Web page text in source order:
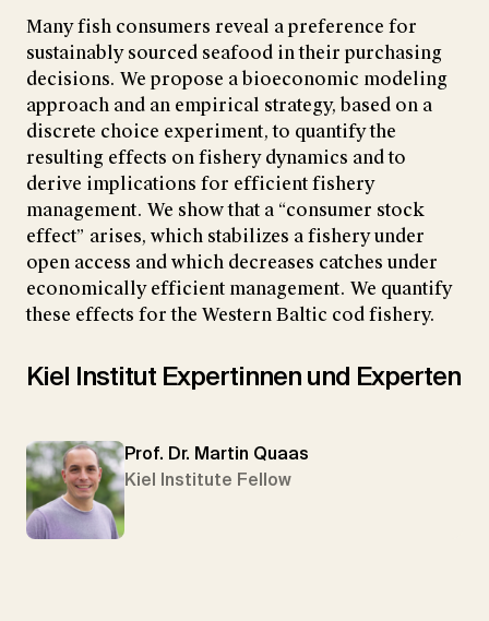
Many fish consumers reveal a preference for
sustainably sourced seafood in their purchasing
decisions. We propose a bioeconomic modeling
approach and an empirical strategy, based on a
discrete choice experiment, to quantify the
resulting effects on fishery dynamics and to
derive implications for efficient fishery
management. We show that a “consumer stock
effect” arises, which stabilizes a fishery under
open access and which decreases catches under
economically efficient management. We quantify
these effects for the Western Baltic cod fishery.
Kiel Institut Expertinnen und Experten
Prof. Dr. Martin Quaas
Kiel Institute Fellow